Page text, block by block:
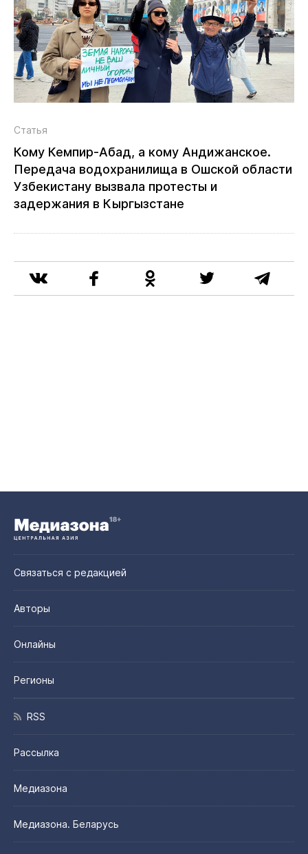
Статья
Кому Кемпир‑Абад, а кому Андижанское.
Передача водохранилища в Ошской области
Узбекистану вызвала протесты и
задержания в Кыргызстане
Связаться с редакцией
Авторы
Онлайны
Регионы
RSS
Рассылка
Медиазона
Медиазона. Беларусь